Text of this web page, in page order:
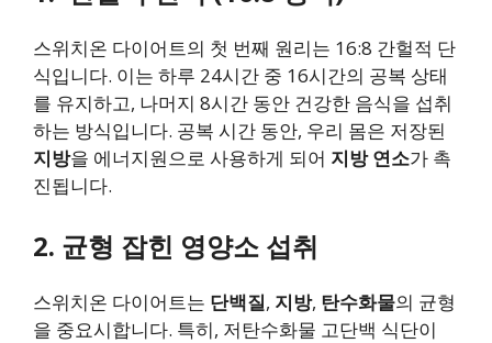
스위치온 다이어트의 첫 번째 원리는 16:8 간헐적 단
식입니다. 이는 하루 24시간 중 16시간의 공복 상태
를 유지하고, 나머지 8시간 동안 건강한 음식을 섭취
하는 방식입니다. 공복 시간 동안, 우리 몸은 저장된
지방을 에너지원으로 사용하게 되어 지방 연소가 촉
진됩니다.
2. 균형 잡힌 영양소 섭취
스위치온 다이어트는 단백질, 지방, 탄수화물의 균형
을 중요시합니다. 특히, 저탄수화물 고단백 식단이